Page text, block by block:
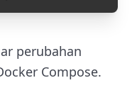
perubahan
Compose.